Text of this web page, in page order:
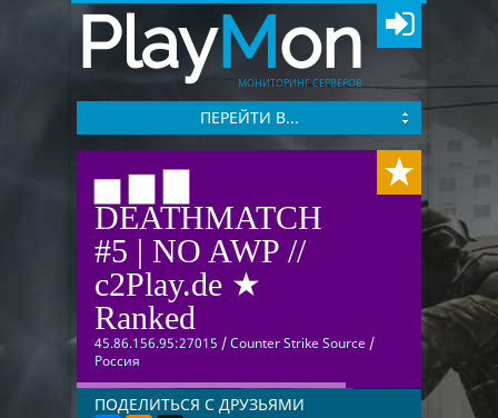
PlayMon
МОНИТОРИНГ СЕРВЕРОВ
ПЕРЕЙТИ В...
▅ ▆ ▇
DEATHMATCH
#5 | NO AWP //
c2Play.de ★
Ranked
45.86.156.95:27015 /Counter Strike Source /
Россия
ПОДЕЛИТЬСЯ С ДРУЗЬЯМИ